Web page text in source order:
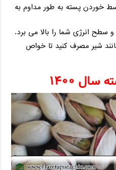
خوردن پسته به طور مداوم به
سطح انرژی شما را بالا می برد.
شیر مصرف کنید تا خواص
۱۴۰۰